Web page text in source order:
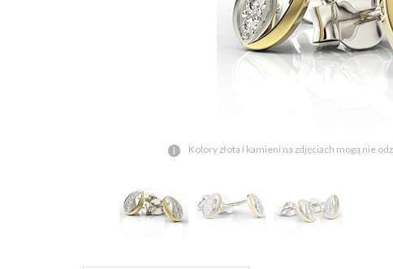
Kolory złota i kamieni na zdjęciach mogą nie